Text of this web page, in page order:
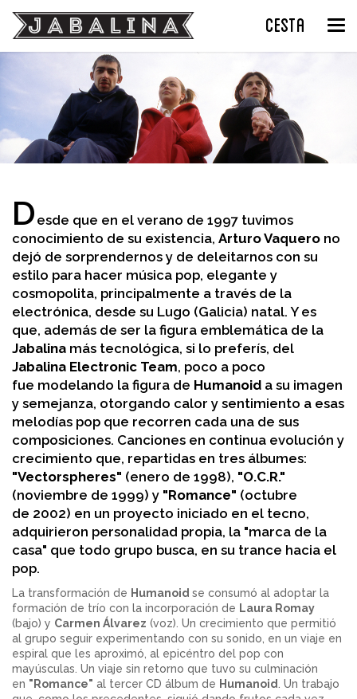
CESTA
D esde que en el verano de 1997 tuvimos
conocimiento de su existencia, Arturo Vaquero no
dejó de sorprendernos y de deleitarnos con su
estilo para hacer música pop, elegante y
cosmopolita, principalmente a través de la
electrónica, desde su Lugo (Galicia) natal. Y es
que, además de ser la figura emblemática de la
Jabalina más tecnológica, si lo preferís, del
Jabalina Electronic Team, poco a poco
fue modelando la figura de Humanoid a su imagen
y semejanza, otorgando calor y sentimiento a esas
melodías pop que recorren cada una de sus
composiciones. Canciones en continua evolución y
crecimiento que, repartidas en tres álbumes:
"Vectorspheres" (enero de 1998), "O.C.R."
(noviembre de 1999) y "Romance" (octubre
de 2002) en un proyecto iniciado en el tecno,
adquirieron personalidad propia, la "marca de la
casa" que todo grupo busca, en su trance hacia el
pop.
La transformación de Humanoid se consumó al adoptar la
formación de trío con la incorporación de Laura Romay
(bajo) y Carmen Álvarez (voz). Un crecimiento que permitió
al grupo seguir experimentando con su sonido, en un viaje en
espiral que les aproximó, al epicéntro del pop con
mayúsculas. Un viaje sin retorno que tuvo su culminación
en "Romance" al tercer CD álbum de Humanoid
. Un trabajo